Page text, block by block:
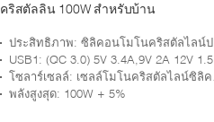
คริสตัลลิน 100W สําหรับบ้าน
ประสิทธิภาพ: ซิลิคอนโมโนคริสตัลไลน์ประสิทธิภาพสูง 23.8%
USB1: (QC 3.0) 5V 3.4A,9V 2A 12V 1.5AUSB1: ((QC 3.0) 5V 3.4A,9V 2A12V 1.5A
โซลาร์เซลล์: เซลล์โมโนคริสตัลไลน์ซิลิคอน
พลังสูงสุด: 100W + 5%